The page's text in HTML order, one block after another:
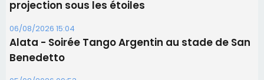
Les brèves
06/08/2026 15:57
Ucciani – Marché des producteurs à Cruculi le
11 août